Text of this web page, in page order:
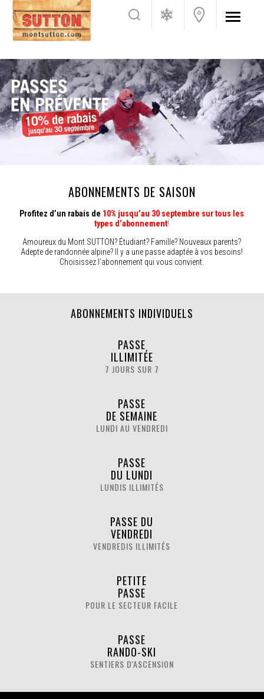
ABONNEMENTS DE SAISON
Profitez d’un rabais de 10% jusqu’au 30 septembre sur tous les
types d’abonnement!
Amoureux du Mont SUTTON? Étudiant? Famille? Nouveaux parents?
Adepte de randonnée alpine? Il y a une passe adaptée à vos besoins!
Choisissez l’abonnement qui vous convient.
ABONNEMENTS INDIVIDUELS
PASSE
ILLIMITÉE
7 JOURS SUR 7
PASSE
DE SEMAINE
LUNDI AU VENDREDI
PASSE
DU LUNDI
LUNDIS ILLIMITÉS
PASSE DU
VENDREDI
VENDREDIS ILLIMITÉS
PETITE
PASSE
POUR LE SECTEUR FACILE
PASSE
RANDO-SKI
SENTIERS D'ASCENSION